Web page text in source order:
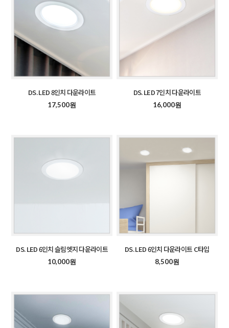
DS. LED 8인치 다운라이트
17,500원
DS. LED 7인치 다운라이트
16,000원
DS. LED 6인치 슬림엣지 다운라이트
10,000원
DS. LED 6인치 다운라이트 C타입
8,500원